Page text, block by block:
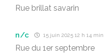
Rue brillat savarin
n/c 15 juin 2025 12 h 14 min
Rue du 1er septembre